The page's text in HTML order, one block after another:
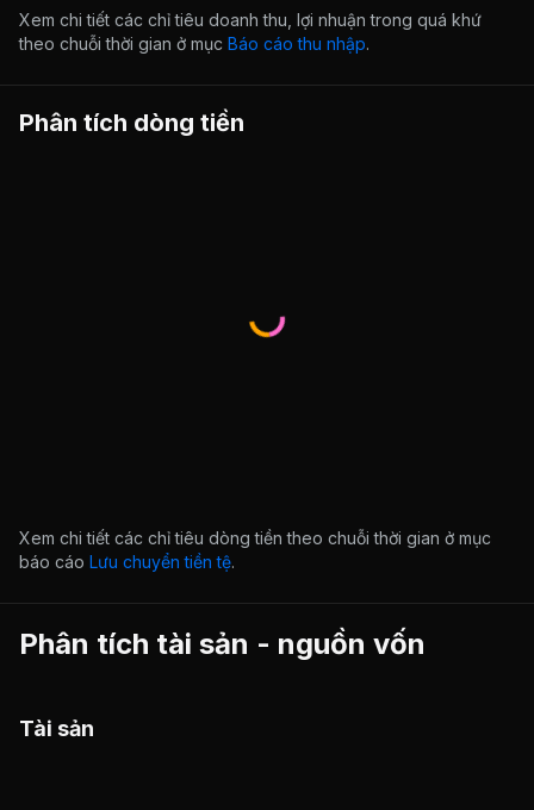
Xem chi tiết các chỉ tiêu doanh thu, lợi nhuận trong quá khứ
theo chuỗi thời gian ở mục Báo cáo thu nhập.
Phân tích dòng tiền
Xem chi tiết các chỉ tiêu dòng tiền theo chuỗi thời gian ở mục
báo cáo Lưu chuyển tiền tệ.
Phân tích tài sản - nguồn vốn
Tài sản